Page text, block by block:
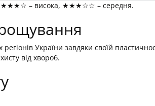
– висока, ★★★☆☆ – середня.
України завдяки своїй
від хвороб.